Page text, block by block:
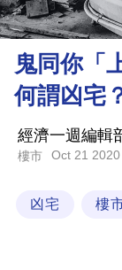
商
科
鬼同你「
何謂凶宅
經濟一週編輯
樓市 Oct 21 2020
凶宅 樓